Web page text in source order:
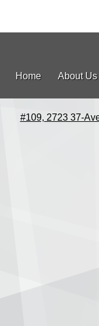
Home About Us
#109, 2723 37-